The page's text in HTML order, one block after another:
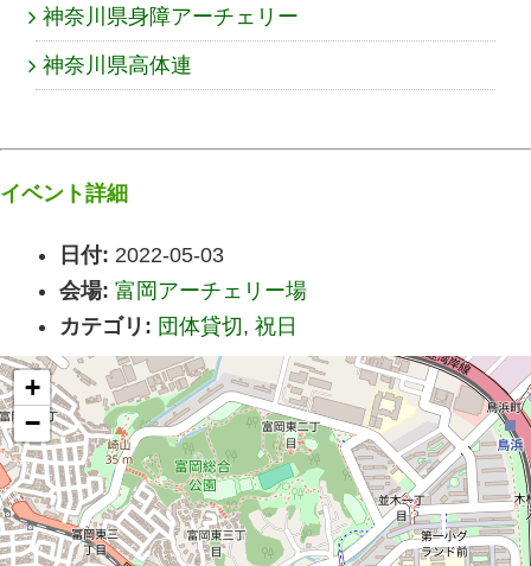
神奈川県身障アーチェリー
神奈川県高体連
イベント詳細
日付: 2022-05-03
会場: 富岡アーチェリー場
カテゴリ: 団体貸切, 祝日
+
−